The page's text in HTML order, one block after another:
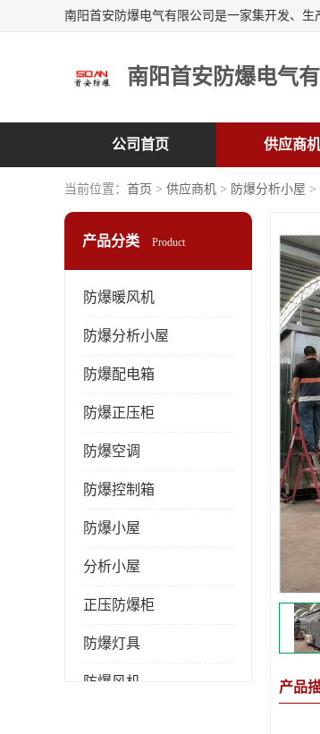
南阳首安防爆电气
公司首页 供应商机
当前位置： 首页 > 供应商机 > 防爆分析小屋 >
产品分类 Product
防爆暖风机
防爆分析小屋
防爆配电箱
防爆正压柜
防爆空调
防爆控制箱
防爆小屋
分析小屋
正压防爆柜
防爆灯具
防爆风机 产品